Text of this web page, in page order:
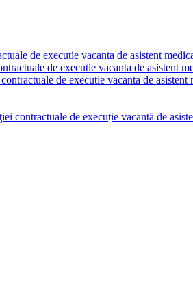
de executie vacanta de asistent
de executie vacanta de asistent
de executie vacanta de asistent
contractuale de execuție vacantă de